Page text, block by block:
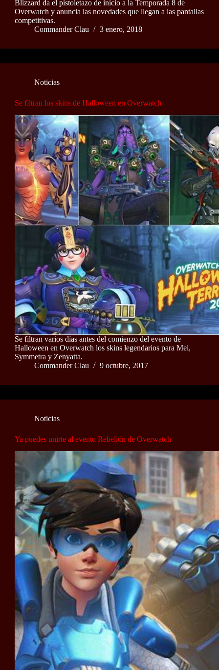
Blizzard da el pistoletazo de inicio a la Temporada 8 de
Overwatch y anuncia las novedades que llegan a las pantallas
competitivas.
Commander Clau
3 enero, 2018
Noticias
Se filtran los skins de Halloween en Overwatch
Se filtran varios días antes del comienzo del evento de
Halloween en Overwatch los skins legendarios para Mei,
Symmetra y Zenyatta.
Commander Clau
9 octubre, 2017
Noticias
Ya puedes unirte al evento Rebelión de Overwatch